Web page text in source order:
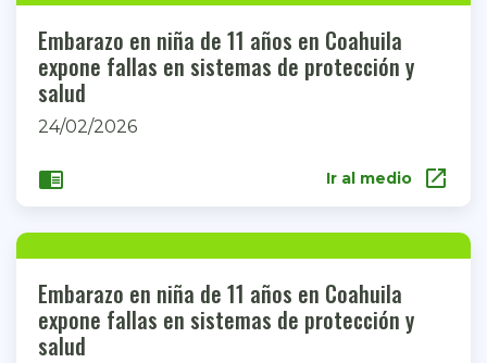
Embarazo en niña de 11 años en Coahuila
expone fallas en sistemas de protección y
salud
24/02/2026
chrome_reader_mode Ir al medio open_in_new
Embarazo en niña de 11 años en Coahuila
expone fallas en sistemas de protección y
salud